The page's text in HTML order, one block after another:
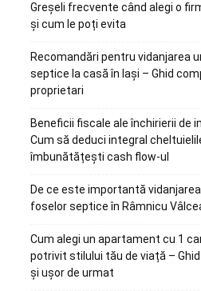
Greșeli frecvente când alegi o
și cum le poți evita
Recomandări pentru vidanjarea
septice la casă în Iași – Ghid
proprietari
Beneficii fiscale ale închirierii de
Cum să deduci integral
îmbunătățești cash flow-ul
De ce este importantă
foselor septice în Râmnicu
Cum alegi un apartament cu 1
potrivit stilului tău de viață –
și ușor de urmat